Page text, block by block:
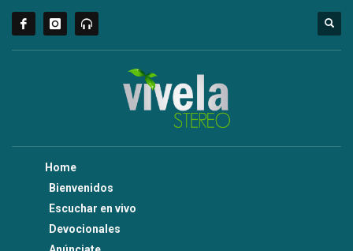
Home
Bienvenidos
Escuchar en vivo
Devocionales